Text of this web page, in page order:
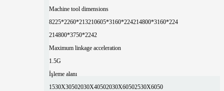
Machine tool dimensions
8225*2260*213210605*3160*224214800*3160*224
214800*3750*2242
Maximum linkage acceleration
1.5G
İşleme alanı
1530X30502030X40502030X60502530X6050